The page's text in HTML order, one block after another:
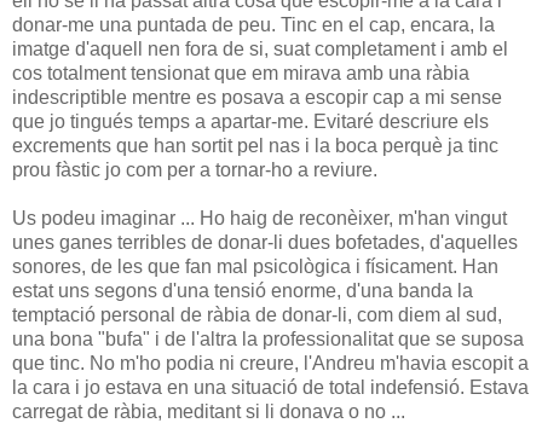
donar-me una puntada de peu. Tinc en el cap, encara, la
imatge d'aquell nen fora de si, suat completament i amb el
cos totalment tensionat que em mirava amb una ràbia
indescriptible mentre es posava a escopir cap a mi sense
que jo tingués temps a apartar-me. Evitaré descriure els
excrements que han sortit pel nas i la boca perquè ja tinc
prou fàstic jo com per a tornar-ho a reviure.
Us podeu imaginar ... Ho haig de reconèixer, m'han vingut
unes ganes terribles de donar-li dues bofetades, d'aquelles
sonores, de les que fan mal psicològica i físicament. Han
estat uns segons d'una tensió enorme, d'una banda la
temptació personal de ràbia de donar-li, com diem al sud,
una bona "bufa" i de l'altra la professionalitat que se suposa
que tinc. No m'ho podia ni creure, l'Andreu m'havia escopit a
la cara i jo estava en una situació de total indefensió. Estava
carregat de ràbia, meditant si li donava o no ...